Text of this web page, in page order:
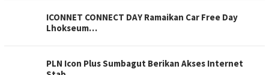
ICONNET CONNECT DAY Ramaikan Car Free Day
Lhokseum…
PLN Icon Plus Sumbagut Berikan Akses Internet